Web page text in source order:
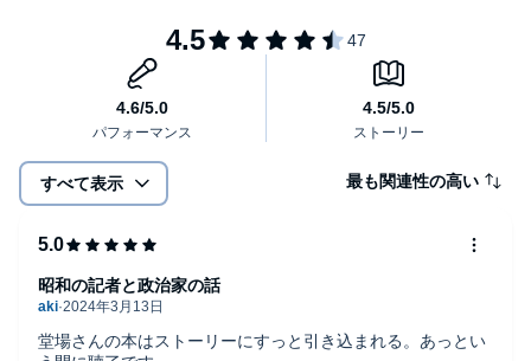
すべて表示 最も関連性の高い
堂場さんの本はストーリーにすっと引き込まれる。あっとい
昭和の記者と政治家の話